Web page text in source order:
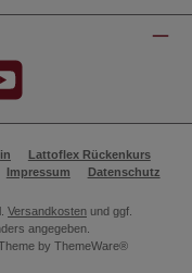
Lattoflex Rückenkurs
Impressum Datenschutz
Versandkosten und ggf.
angegeben.
by ThemeWare®